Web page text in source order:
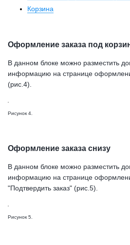
Корзина
Оформление заказа под
В данном блоке можно разместить
информацию на странице
(рис.4).
Рисунок 4.
Оформление заказа снизу
В данном блоке можно разместить
информацию на странице
"Подтвердить заказ" (рис.5).
Рисунок 5.